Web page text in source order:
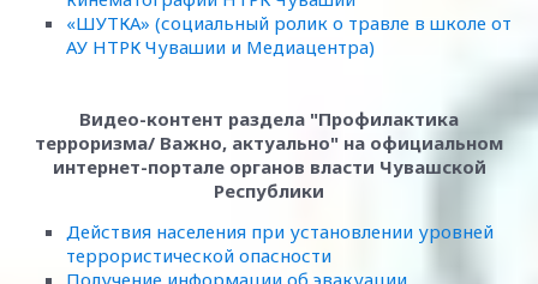
«ШУТКА» (социальный ролик о травле в школе от
АУ НТРК Чувашии и Медиацентра)
Видео-контент раздела "Профилактика
терроризма/ Важно, актуально" на официальном
интернет-портале органов власти Чувашской
Республики
Действия населения при установлении уровней
террористической опасности